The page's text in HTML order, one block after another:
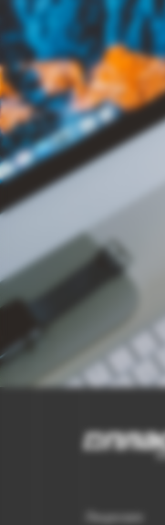
Лицензия